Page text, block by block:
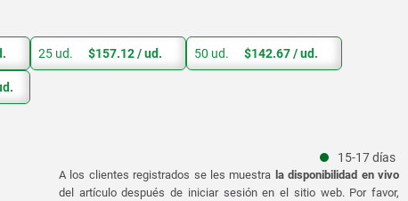
25 ud. $157.12/ ud. 50 ud. $142.67/ ud.
15-17 días
A los clientes registrados se les muestra la disponibilidad en vivo
del artículo después de iniciar sesión en el sitio web. Por favor,